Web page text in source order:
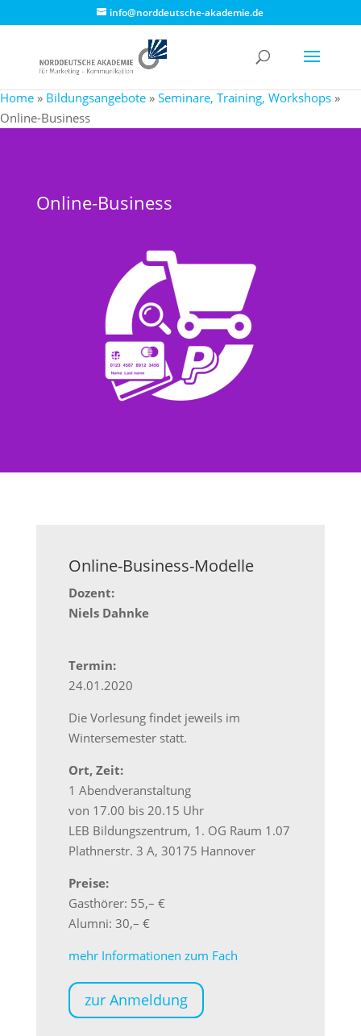
info@norddeutsche-akademie.de
Home » Bildungsangebote » Seminare, Training, Workshops »
Online-Business
Online-Business
Online-Business-Modelle
Dozent:
Niels Dahnke
Termin:
24.01.2020
Die Vorlesung findet jeweils im
Wintersemester statt.
Ort, Zeit:
1 Abendveranstaltung
von 17.00 bis 20.15 Uhr
LEB Bildungszentrum, 1. OG Raum 1.07
Plathnerstr. 3 A, 30175 Hannover
Preise:
Gasthörer: 55,– €
Alumni: 30,– €
mehr Informationen zum Fach
zur Anmeldung